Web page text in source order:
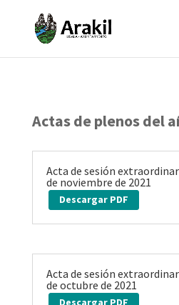
Actas de plenos del
Acta de sesión
de noviembre de 2021
Descargar PDF
Acta de sesión
de octubre de 2021
Descargar PDF